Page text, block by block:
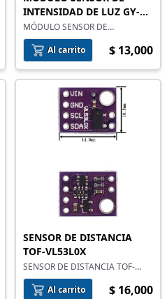
INTENSIDAD DE LUZ GY-
302 BH1750
MÓDULO SENSOR DE
INTENSIDAD DE LUZ GY-302
BH1750Al carrito $ 13,000
SENSOR DE DISTANCIA
TOF-VL53L0X
SENSOR DE DISTANCIA TOF-
VL53L0X
Al carrito
$ 16,000